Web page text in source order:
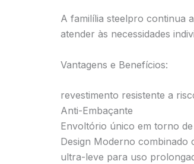
A familília steelpro continua
atender às necessidades
Vantagens e Benefícios:
revestimento resistente a
Anti-Embaçante
Envoltório único em torno
Design Moderno combinado
ultra-leve para uso